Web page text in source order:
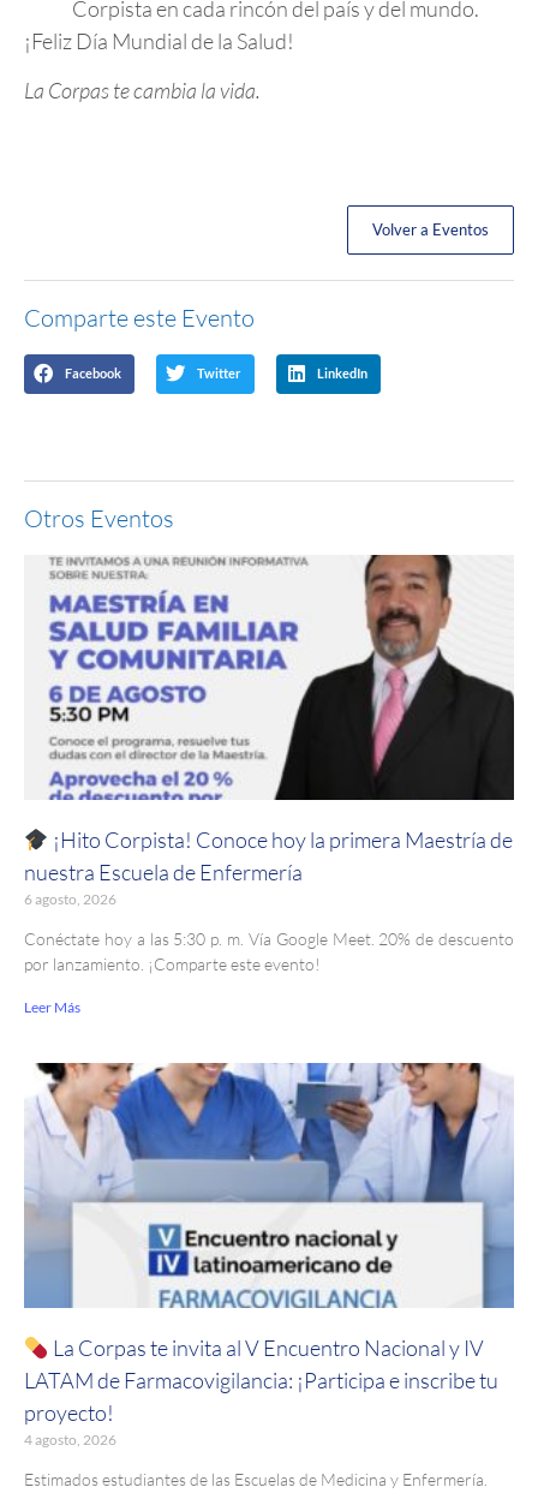
Corpista en cada rincón del país y del mundo.
¡Feliz Día Mundial de la Salud!
La Corpas te cambia la vida.
Volver a Eventos
Comparte este Evento
Facebook Twitter LinkedIn
Otros Eventos
¡Hito Corpista! Conoce hoy la primera Maestría de
nuestra Escuela de Enfermería
6 agosto, 2026
Conéctate hoy a las 5:30 p. m. Vía Google Meet. 20% de descuento
por lanzamiento. ¡Comparte este evento!
Leer Más
La Corpas te invita al V Encuentro Nacional y IV
LATAM de Farmacovigilancia: ¡Participa e inscribe tu
proyecto!
4 agosto, 2026
Estimados estudiantes de las Escuelas de Medicina y Enfermería.